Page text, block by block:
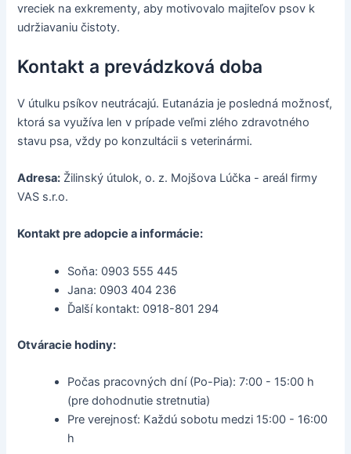
vreciek na exkrementy, aby motivovalo majiteľov psov k
udržiavaniu čistoty.
Kontakt a prevádzková doba
V útulku psíkov neutrácajú. Eutanázia je posledná možnosť,
ktorá sa využíva len v prípade veľmi zlého zdravotného
stavu psa, vždy po konzultácii s veterinármi.
Adresa: Žilinský útulok, o. z. Mojšova Lúčka - areál firmy
VAS s.r.o.
Kontakt pre adopcie a informácie:
Soňa: 0903 555 445
Jana: 0903 404 236
Ďalší kontakt: 0918-801 294
Otváracie hodiny:
Počas pracovných dní (Po-Pia): 7:00 - 15:00 h
(pre dohodnutie stretnutia)
Pre verejnosť: Každú sobotu medzi 15:00 - 16:00
h